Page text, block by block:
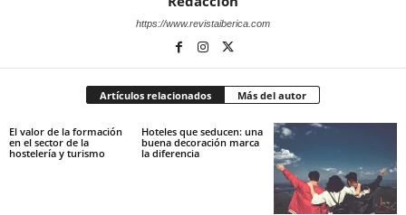
https://www.revistaiberica.com
Artículos relacionados Más del autor
El valor de la formación
en el sector de la
hostelería y turismo
Hoteles que seducen: una
buena decoración marca
la diferencia